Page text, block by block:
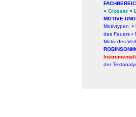
● Glossar ●
MOTIVE
Motivtypen
•
des Feuers ▪
Motiv des
der